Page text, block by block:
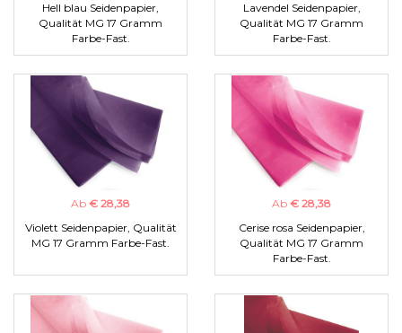
Hell blau Seidenpapier,
Qualität MG 17 Gramm
Farbe-Fast.
Lavendel Seidenpapier,
Qualität MG 17 Gramm
Farbe-Fast.
Ab € 28,38
Violett Seidenpapier, Qualität
MG 17 Gramm Farbe-Fast.
Ab € 28,38
Cerise rosa Seidenpapier,
Qualität MG 17 Gramm
Farbe-Fast.